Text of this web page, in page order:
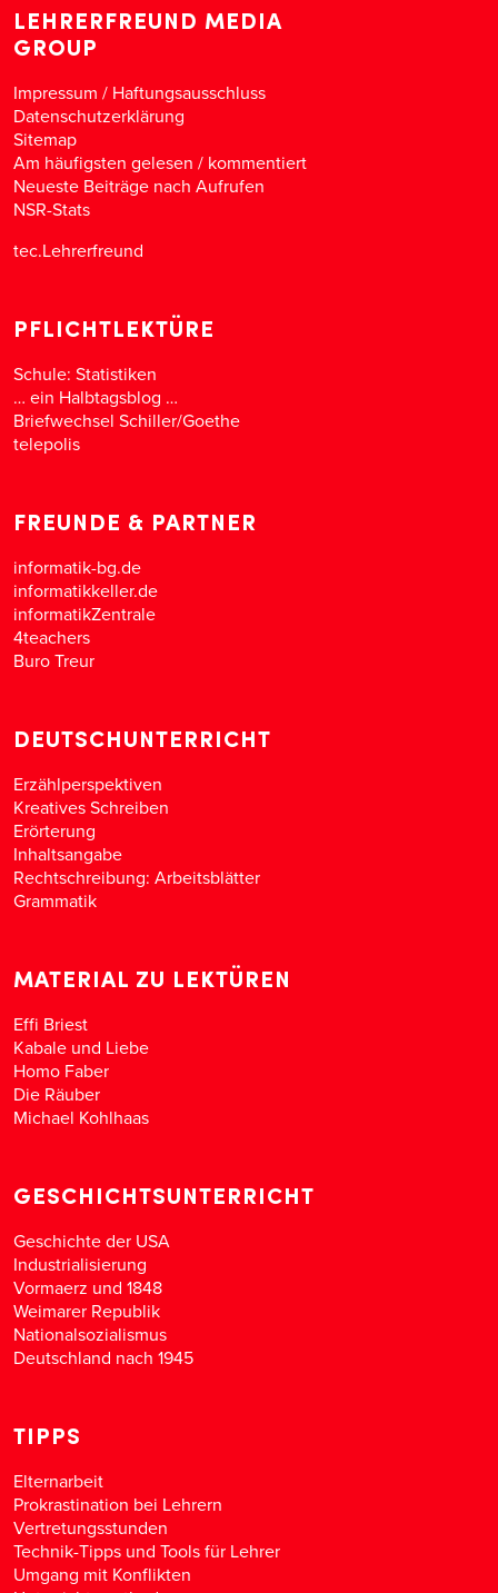
LEHRERFREUND MEDIA
GROUP
Impressum / Haftungsausschluss
Datenschutzerklärung
Sitemap
Am häufigsten gelesen / kommentiert
Neueste Beiträge nach Aufrufen
NSR-Stats
tec.Lehrerfreund
PFLICHTLEKTÜRE
Schule: Statistiken
… ein Halbtagsblog …
Briefwechsel Schiller/Goethe
telepolis
FREUNDE & PARTNER
informatik-bg.de
informatikkeller.de
informatikZentrale
4teachers
Buro Treur
DEUTSCHUNTERRICHT
Erzählperspektiven
Kreatives Schreiben
Erörterung
Inhaltsangabe
Rechtschreibung: Arbeitsblätter
Grammatik
MATERIAL ZU LEKTÜREN
Effi Briest
Kabale und Liebe
Homo Faber
Die Räuber
Michael Kohlhaas
GESCHICHTSUNTERRICHT
Geschichte der USA
Industrialisierung
Vormaerz und 1848
Weimarer Republik
Nationalsozialismus
Deutschland nach 1945
TIPPS
Elternarbeit
Prokrastination bei Lehrern
Vertretungsstunden
Technik-Tipps und Tools für Lehrer
Umgang mit Konflikten